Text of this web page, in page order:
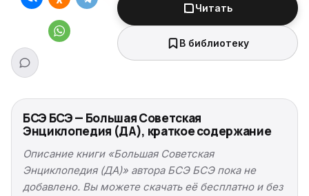
Читать
В библиотеку
БСЭ БСЭ — Большая Советская
Энциклопедия (ДА), краткое содержание
Описание книги «Большая Советская
Энциклопедия (ДА)» автора БСЭ БСЭ пока не
добавлено. Вы можете скачать её бесплатно и без